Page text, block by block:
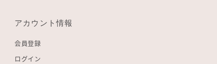
アカウント情報
会員登録
ログイン